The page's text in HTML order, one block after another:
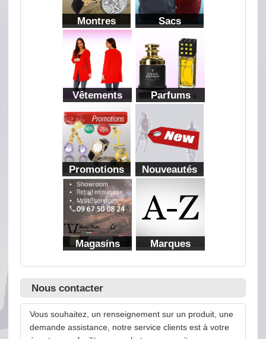
Montres Sacs
Vêtements Parfums
Promotions Nouveautés
Magasins Marques
Nous contacter
Vous souhaitez, un renseignement sur un produit, une
demande assistance, notre service clients est à votre